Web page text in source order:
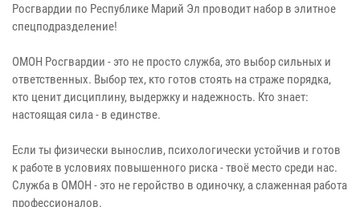
Росгвардии по Республике Марий Эл проводит набор в элитное
спецподразделение!
ОМОН Росгвардии - это не просто служба, это выбор сильных и
ответственных. Выбор тех, кто готов стоять на страже порядка,
кто ценит дисциплину, выдержку и надежность. Кто знает:
настоящая сила - в единстве.
Если ты физически вынослив, психологически устойчив и готов
к работе в условиях повышенного риска - твоё место среди нас.
Служба в ОМОН - это не геройство в одиночку, а слаженная работа
профессионалов.